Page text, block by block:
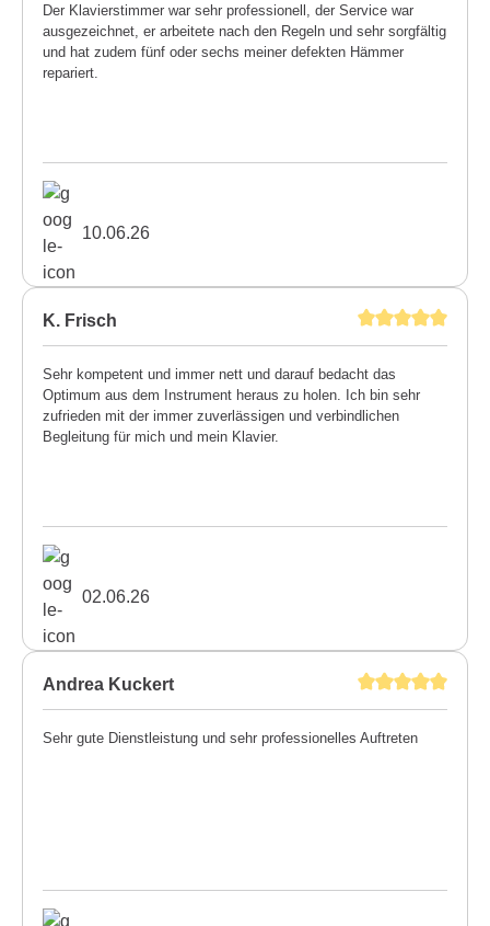
Der Klavierstimmer war sehr professionell, der Service war
ausgezeichnet, er arbeitete nach den Regeln und sehr sorgfältig
und hat zudem fünf oder sechs meiner defekten Hämmer
repariert.
10.06.26
K. Frisch
Sehr kompetent und immer nett und darauf bedacht das
Optimum aus dem Instrument heraus zu holen. Ich bin sehr
zufrieden mit der immer zuverlässigen und verbindlichen
Begleitung für mich und mein Klavier.
02.06.26
Andrea Kuckert
Sehr gute Dienstleistung und sehr professionelles Auftreten